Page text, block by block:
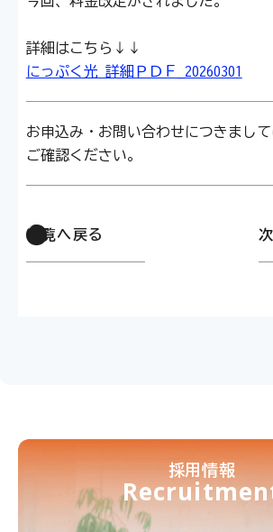
詳細はこちら↓↓
にっぷく光 詳細ＰＤＦ_20260301
お申込み・お問い合わせにつきまして
ご確認ください。
一覧へ戻る
採用情報